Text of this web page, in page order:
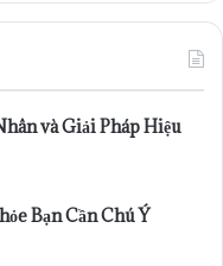
và Giải Pháp Hiệu
Bạn Cần Chú Ý